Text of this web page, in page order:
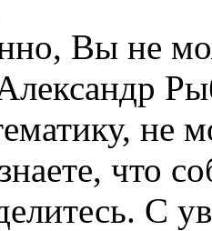
Вы не
не
что
С